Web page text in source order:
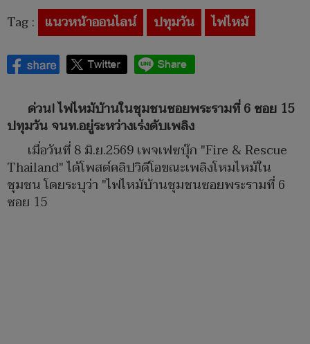
Tag : แนวหน้าออนไลน์ ปทุมวัน ไฟไหม้
ด่วน! ไฟไหม้บ้านในชุมชนซอยพระรามที่ 6 ซอย 15
ปทุมวัน จนท.อยู่ระหว่างเร่งดับเพลิง
เมื่อวันที่ 8 มิ.ย.2569 เพจเฟซบุ๊ก "Fire & Rescue
Thailand" ได้โพสต์คลิปวิดีโอขณะเพลิงโหมไหม้ใน
ชุมชน โดยระบุว่า "ไฟไหม้บ้านชุมชนซอยพระรามที่ 6
ซอย 15